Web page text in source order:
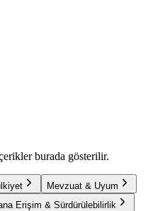
burada gösterilir.
Mevzuat & Uyum
Erişim & Sürdürülebilirlik